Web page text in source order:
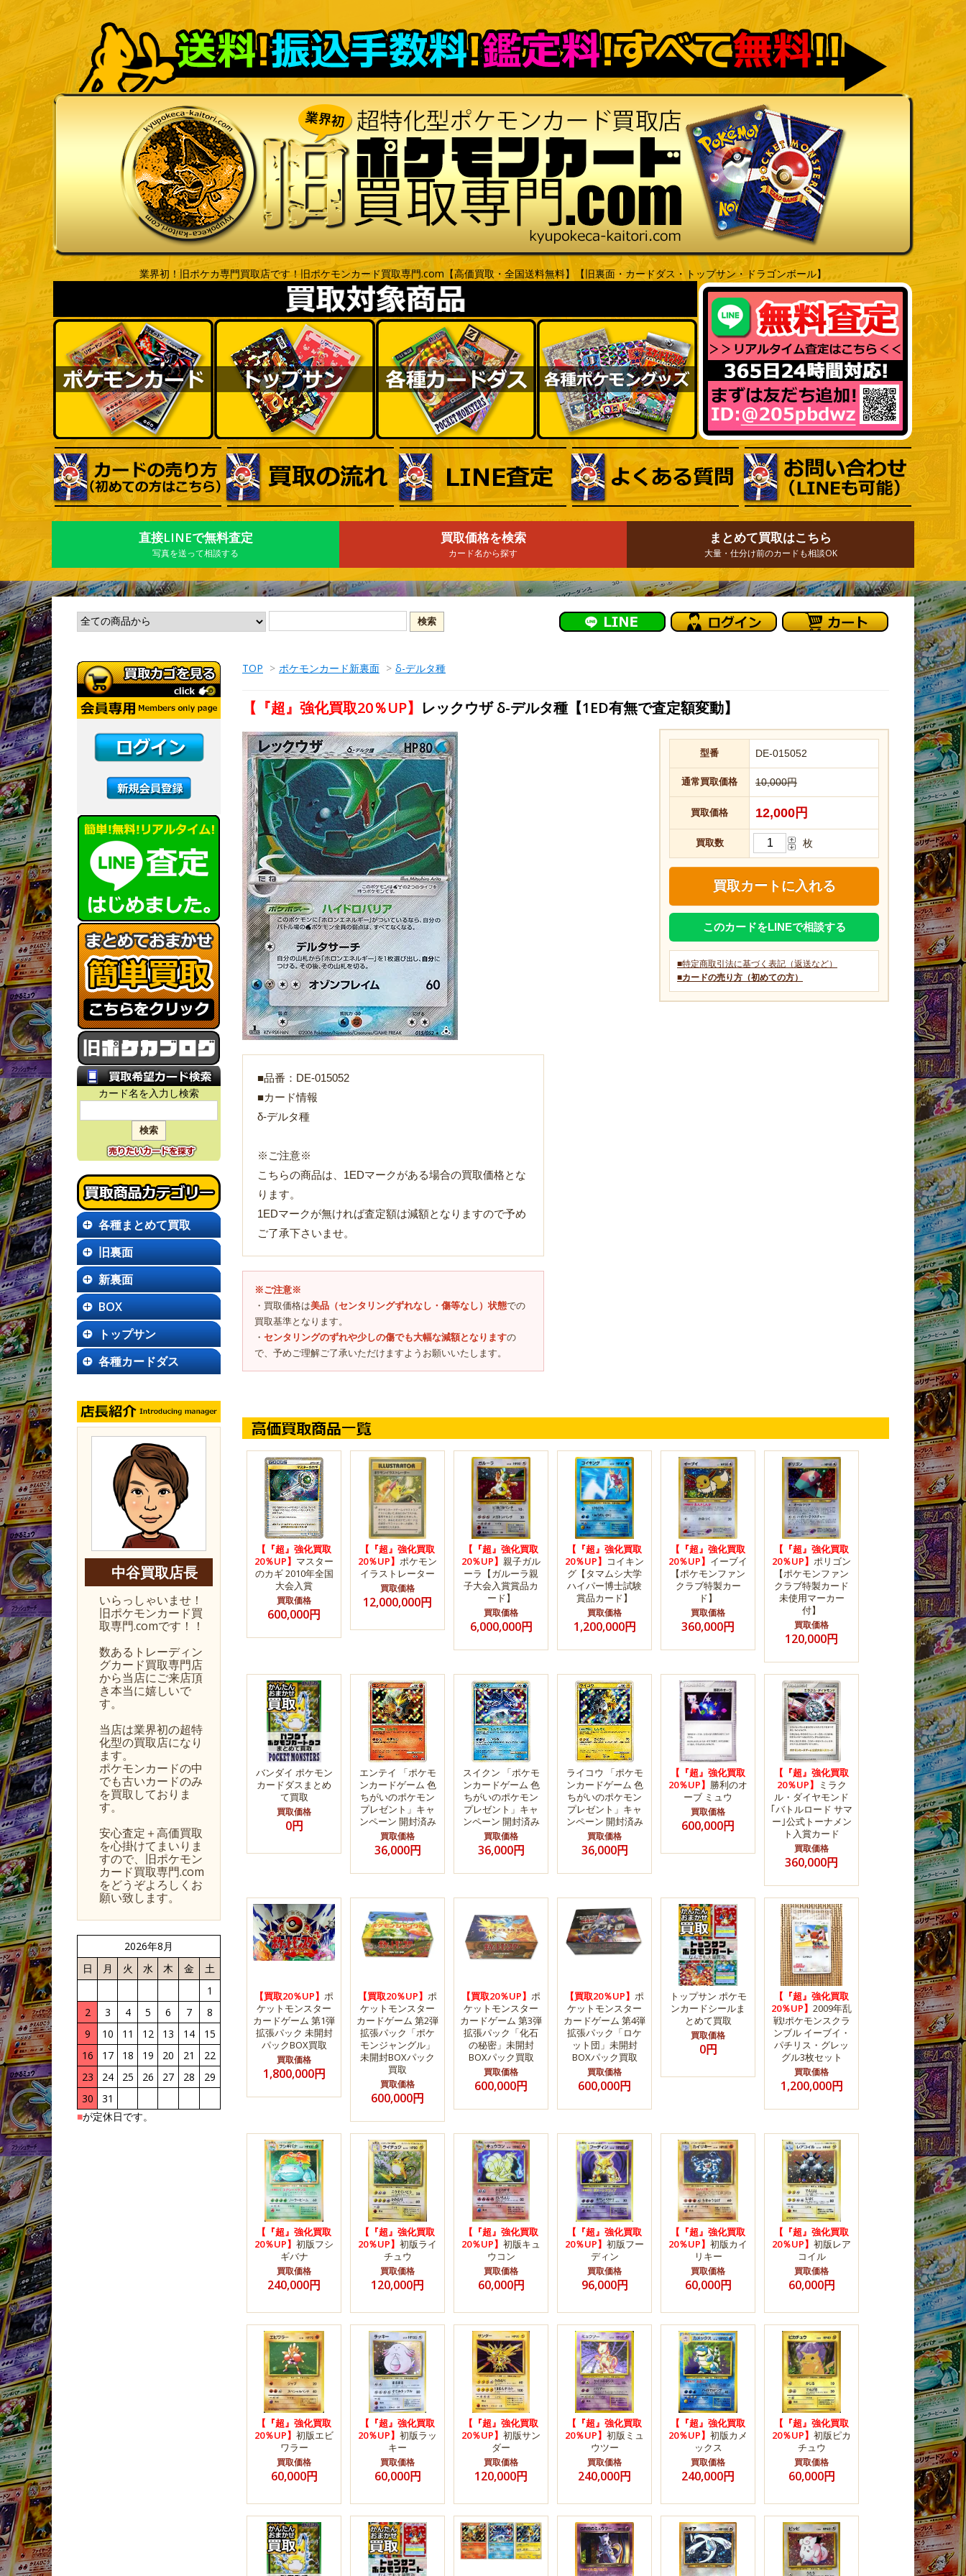
業界初！旧ポケカ専門買取店です！旧ポケモンカード買取専門.com【高価買取・全国送料無料】【旧裏面・カードダス・トップサン・ドラゴンボール】
直接LINEで無料査定
写真を送って相談する
買取価格を検索
カード名から探す
まとめて買取はこちら
大量・仕分け前のカードも相談OK
TOP > ポケモンカード新裏面 > δ-デルタ種
【『超』強化買取20％UP】 レックウザ δ-デルタ種【1ED有無で査定額変動】
型番 DE-015052
通常買取価格 10,000円
買取価格 12,000円
買取数 枚
このカードをLINEで相談する
■特定商取引法に基づく表記（返送など）
■カードの売り方（初めての方）
■品番：DE-015052
■カード情報
δ-デルタ種
※ご注意※
こちらの商品は、1EDマークがある場合の買取価格とな
ります。
1EDマークが無ければ査定額は減額となりますので予め
ご了承下さいませ。
※ご注意※
・買取価格は美品（センタリングずれなし・傷等なし）状態での
買取基準となります。
・ センタリングのずれや少しの傷でも大幅な減額となりますの
で、予めご理解ご了承いただけますようお願いいたします。
Loading...
【『超』強化買取
20％UP】 マスター
のカギ 2010年全国
大会入賞
買取価格
600,000円
【『超』強化買取
20％UP】 ポケモン
イラストレーター
買取価格
12,000,000円
【『超』強化買取
20％UP】 親子ガル
ーラ【ガルーラ親
子大会入賞賞品カ
ード】
買取価格
6,000,000円
【『超』強化買取
20％UP】 コイキン
グ【タマムシ大学
ハイパー博士試験
賞品カード】
買取価格
1,200,000円
【『超』強化買取
20％UP】 イーブイ
【ポケモンファン
クラブ特製カー
ド】
買取価格
360,000円
【『超』強化買取
20％UP】 ポリゴン
【ポケモンファン
クラブ特製カード
未使用マーカー
付】
買取価格
120,000円
バンダイ ポケモン
カードダスまとめ
て買取
買取価格
0円
エンテイ 「ポケモ
ンカードゲーム 色
ちがいのポケモン
プレゼント」キャ
ンペーン 開封済み
買取価格
36,000円
スイクン 「ポケモ
ンカードゲーム 色
ちがいのポケモン
プレゼント」キャ
ンペーン 開封済み
買取価格
36,000円
ライコウ 「ポケモ
ンカードゲーム 色
ちがいのポケモン
プレゼント」キャ
ンペーン 開封済み
買取価格
36,000円
【『超』強化買取
20％UP】 勝利のオ
ーブ ミュウ
買取価格
600,000円
【『超』強化買取
20％UP】 ミラク
ル・ダイヤモンド
｢バトルロード サマ
ー｣公式トーナメン
ト入賞カード
買取価格
360,000円
【買取20％UP】 ポ
ケットモンスター
カードゲーム 第1弾
拡張パック 未開封
パックBOX買取
買取価格
1,800,000円
【買取20％UP】 ポ
ケットモンスター
カードゲーム 第2弾
拡張パック「ポケ
モンジャングル」
未開封BOXパック
買取
買取価格
600,000円
【買取20％UP】 ポ
ケットモンスター
カードゲーム 第3弾
拡張パック「化石
の秘密」未開封
BOXパック買取
買取価格
600,000円
【買取20％UP】 ポ
ケットモンスター
カードゲーム 第4弾
拡張パック「ロケ
ット団」未開封
BOXパック買取
買取価格
600,000円
トップサン ポケモ
ンカードシールま
とめて買取
買取価格
0円
【『超』強化買取
20％UP】 2009年乱
戦!ポケモンスクラ
ンブル イーブイ・
パチリス・グレッ
グル3枚セット
買取価格
1,200,000円
【『超』強化買取
20％UP】 初版フシ
ギバナ
買取価格
240,000円
【『超』強化買取
20％UP】 初版ライ
チュウ
買取価格
120,000円
【『超』強化買取
20％UP】 初版キュ
ウコン
買取価格
60,000円
【『超』強化買取
20％UP】 初版フー
ディン
買取価格
96,000円
【『超』強化買取
20％UP】 初版カイ
リキー
買取価格
60,000円
【『超』強化買取
20％UP】 初版レア
コイル
買取価格
60,000円
【『超』強化買取
20％UP】 初版エビ
ワラー
買取価格
60,000円
【『超』強化買取
20％UP】 初版ラッ
キー
買取価格
60,000円
【『超』強化買取
20％UP】 初版サン
ダー
買取価格
120,000円
【『超』強化買取
20％UP】 初版ミュ
ウツー
買取価格
240,000円
【『超』強化買取
20％UP】 初版カメ
ックス
買取価格
240,000円
【『超』強化買取
20％UP】 初版ピカ
チュウ
買取価格
60,000円
カード名を入力し検索
各種まとめて買取
旧裏面
新裏面
BOX
トップサン
各種カードダス
中谷買取店長
いらっしゃいませ！
旧ポケモンカード買
取専門.comです！！
数あるトレーディン
グカード買取専門店
から当店にご来店頂
き本当に嬉しいで
す。
当店は業界初の超特
化型の買取店になり
ます。
ポケモンカードの中
でも古いカードのみ
を買取しておりま
す。
安心査定＋高価買取
を心掛けてまいりま
すので、旧ポケモン
カード買取専門.com
をどうぞよろしくお
願い致します。
2026年8月
日
月 火 水 木 金
土
1
2
3 4 5 6 7
8
9
10 11 12 13 14
15
16
17 18 19 20 21
22
23
24 25 26 27 28
29
30
31
■が定休日です。